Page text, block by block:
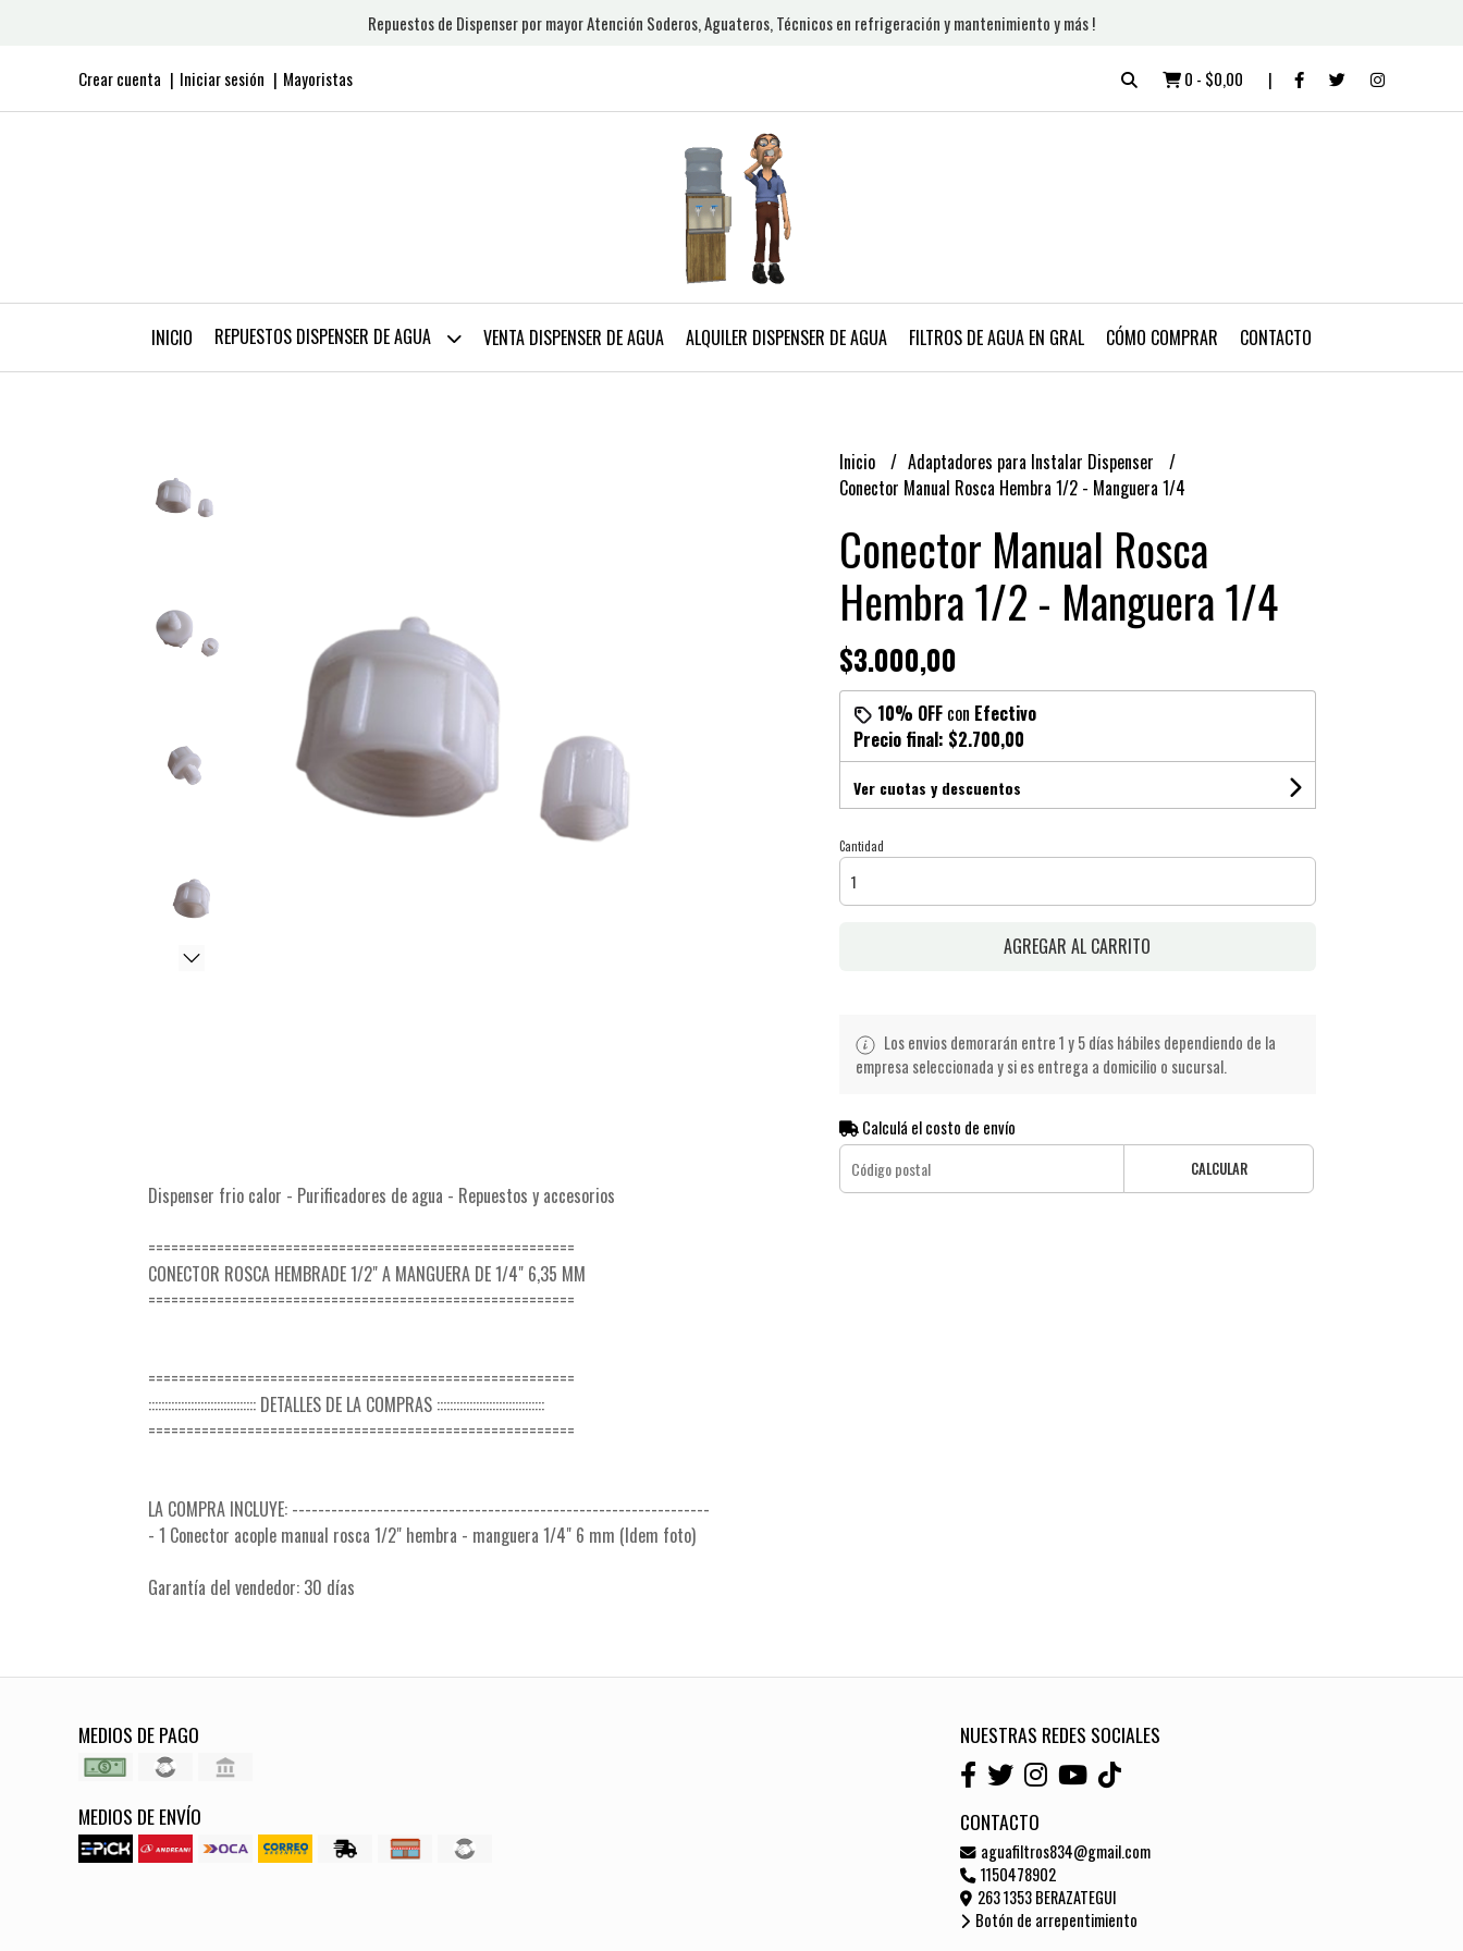
Repuestos de Dispenser por mayor Atención Soderos, Aguateros, Técnicos en refrigeración y mantenimiento y más !
Crear cuenta Iniciar sesión Mayoristas 0 - $0,00
INICIO REPUESTOS DISPENSER DE AGUA VENTA DISPENSER DE AGUA ALQUILER DISPENSER DE AGUA FILTROS DE AGUA EN GRAL CÓMO COMPRAR CONTACTO
Dispenser frio calor - Purificadores de agua - Repuestos y accesorios
========================================================
CONECTOR ROSCA HEMBRADE 1/2" A MANGUERA DE 1/4" 6,35 MM
========================================================
========================================================
::::::::::::::::::::::::::::::::: DETALLES DE LA COMPRAS :::::::::::::::::::::::::::::::::
========================================================
LA COMPRA INCLUYE: ----------------------------------------------------------------
- 1 Conector acople manual rosca 1/2" hembra - manguera 1/4" 6 mm (Idem foto)
Garantía del vendedor: 30 días
Inicio
Adaptadores para Instalar Dispenser
Conector Manual Rosca Hembra 1/2 - Manguera 1/4
Conector Manual Rosca
Hembra 1/2 - Manguera 1/4
$3.000,00
10% OFFcon Efectivo
Precio final: $2.700,00
Ver cuotas y descuentos
Cantidad
AGREGAR AL CARRITO
Los envios demorarán entre 1 y 5 días hábiles dependiendo de la
empresa seleccionada y si es entrega a domicilio o sucursal.
Calculá el costo de envío
CALCULAR
MEDIOS DE PAGO
MEDIOS DE ENVÍO
NUESTRAS REDES SOCIALES
CONTACTO
aguafiltros834@gmail.com
1150478902
263 1353 BERAZATEGUI
Botón de arrepentimiento